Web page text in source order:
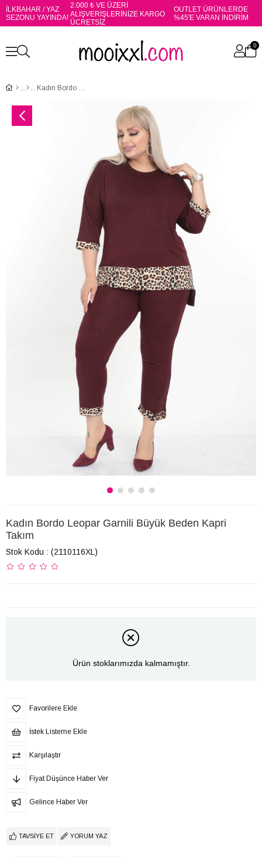
İLKBAHAR / YAZ
SEZONU YAYINDA!
2.000 ₺ VE ÜZERİ
ALIŞVERİŞLERİNİZE KARGO
ÜCRETSİZ
OUTLET ÜRÜNLERDE
%45'E VARAN İNDİRİM
0
Kadın Bordo Leopar Garnili Büyük Beden Kapri Takım
Kadın Bordo Leopar Garnili Büyük Beden Kapri
Takım
Stok Kodu (2110116XL)
Ürün stoklarımızda kalmamıştır.
Favorilere Ekle
İstek Listeme Ekle
Karşılaştır
Fiyat Düşünce Haber Ver
Gelince Haber Ver
TAVSIYE ET YORUM YAZ